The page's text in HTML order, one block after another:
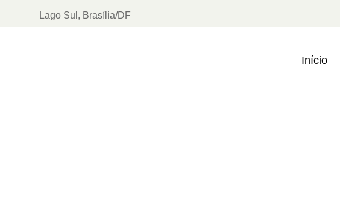
Lago Sul, Brasília/DF
Início